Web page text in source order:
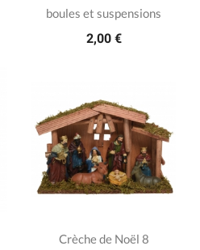
boules et suspensions
2,00 €
Crèche de Noël 8